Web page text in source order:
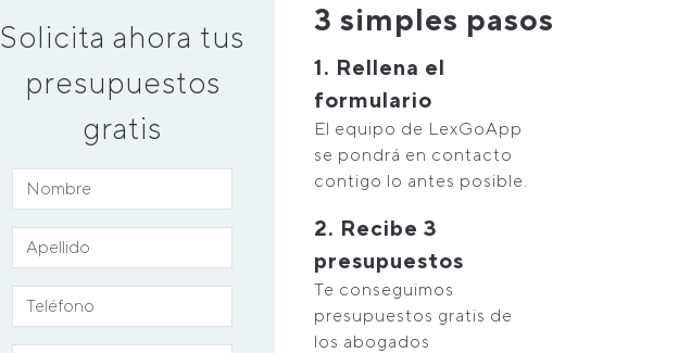
Solicita ahora tus
presupuestos
gratis
3 simples pasos
1. Rellena el
formulario
El equipo de LexGoApp
se pondrá en contacto
contigo lo antes posible.
2. Recibe 3
presupuestos
Te conseguimos
presupuestos gratis de
los abogados